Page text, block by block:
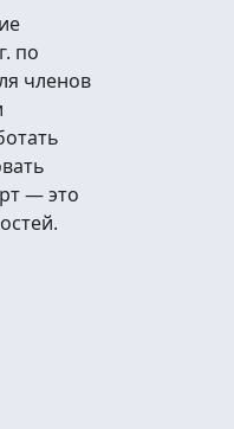
по
членов
— это